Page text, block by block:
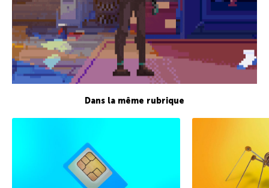
Dans la même rubrique